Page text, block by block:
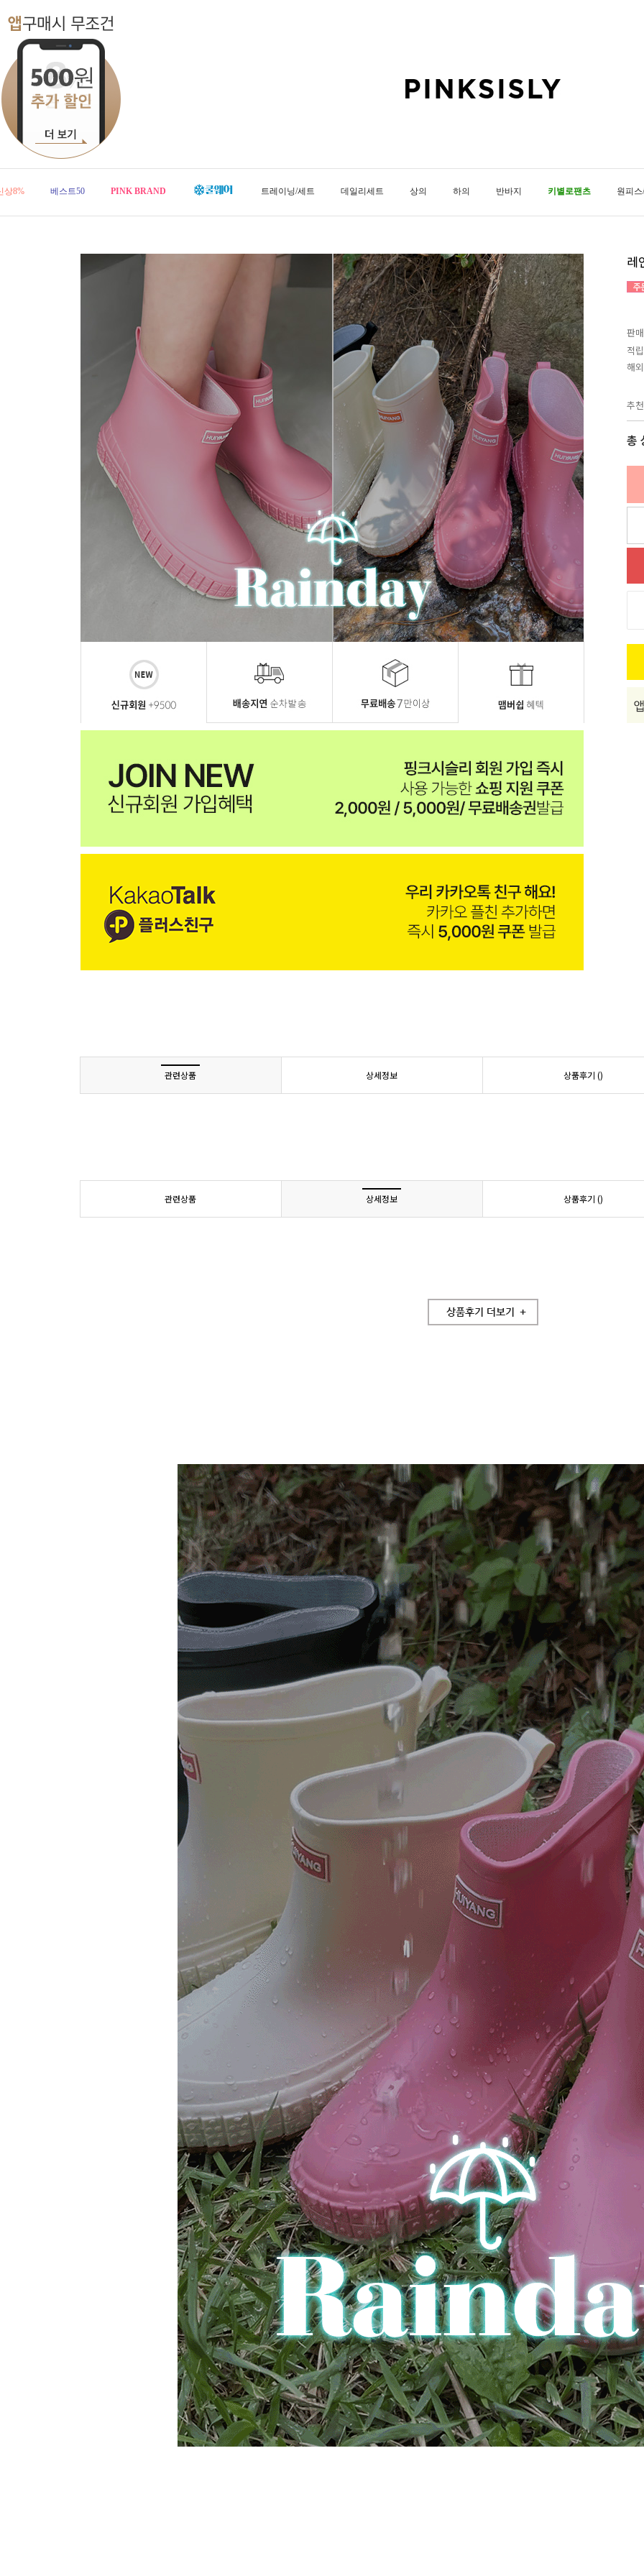
상8% 베스트50 PINK BRAND 트레이닝/세트 데일리세트 상의 하의 반바지 키별로팬츠 원피
레
판
적
해
추
총
관련상품 상세정보 상품후기 ()
관련상품 상세정보 상품후기 ()